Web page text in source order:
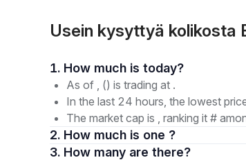
Usein kysyttyä kolikosta
1. How much is today?
As of , () is trading at .
In the last 24 hours, the lowest
The market cap is , ranking it #
2. How much is one ?
3. How many are there?